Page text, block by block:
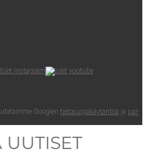
Googlen tie­to­suo­ja­käy­tän­töä ja pal­
UUTISET